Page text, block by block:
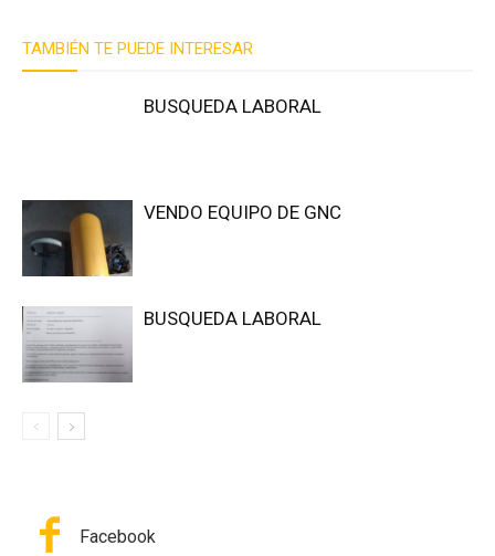
TAMBIÉN TE PUEDE INTERESAR
BUSQUEDA LABORAL
VENDO EQUIPO DE GNC
BUSQUEDA LABORAL
Facebook